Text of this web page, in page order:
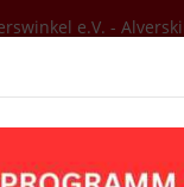
e.V. -